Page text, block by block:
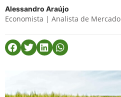
Alessandro Araújo
Economista | Analista de Mercado